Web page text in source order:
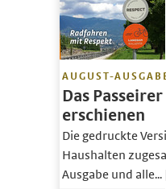
AUGUST-
Das
erschienen
Die gedruckte
Haushalten
Ausgabe und alle...